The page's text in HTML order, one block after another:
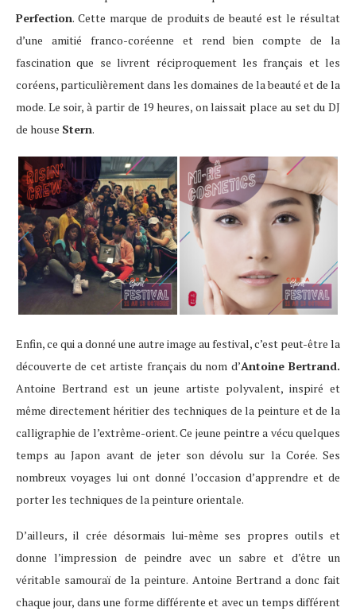
Perfection. Cette marque de produits de beauté est le résultat
d’une amitié franco-coréenne et rend bien compte de la
fascination que se livrent réciproquement les français et les
coréens, particulièrement dans les domaines de la beauté et de la
mode. Le soir, à partir de 19 heures, on laissait place au set du DJ
de house Stern.
Enfin, ce qui a donné une autre image au festival, c’est peut-être la
découverte de cet artiste français du nom d’Antoine Bertrand.
Antoine Bertrand est un jeune artiste polyvalent, inspiré et
même directement héritier des techniques de la peinture et de la
calligraphie de l’extrême-orient. Ce jeune peintre a vécu quelques
temps au Japon avant de jeter son dévolu sur la Corée. Ses
nombreux voyages lui ont donné l’occasion d’apprendre et de
porter les techniques de la peinture orientale.
D’ailleurs, il crée désormais lui-même ses propres outils et
donne l’impression de peindre avec un sabre et d’être un
véritable samouraï de la peinture. Antoine Bertrand a donc fait
chaque jour, dans une forme différente et avec un temps différent